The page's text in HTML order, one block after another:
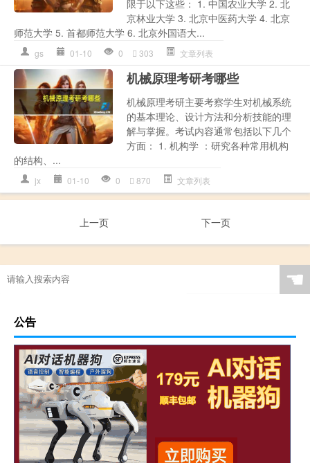
限于以下这些： 1. 中国农业大学 2. 北
京林业大学 3. 北京中医药大学 4. 北京
师范大学 5. 首都师范大学 6. 北京外国语大...
gs 01-10 0 303 文章列表
机械原理考研考哪些
机械原理考研主要考察学生对机械系统
的基本理论、设计方法和分析技能的理
解与掌握。考试内容通常包括以下几个
方面： 1. 机构学 ：研究各种常用机构
的结构、...
jx 01-10 0 870 文章列表
上一页 下一页
☚
公告